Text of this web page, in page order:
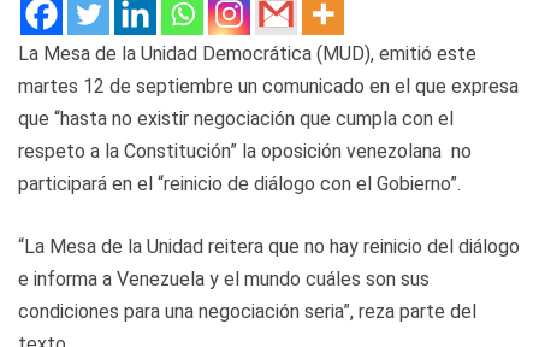
La Mesa de la Unidad Democrática (MUD), emitió este
martes 12 de septiembre un comunicado en el que expresa
que “hasta no existir negociación que cumpla con el
respeto a la Constitución” la oposición venezolana no
participará en el “reinicio de diálogo con el Gobierno”.
“La Mesa de la Unidad reitera que no hay reinicio del diálogo
e informa a Venezuela y el mundo cuáles son sus
condiciones para una negociación seria”, reza parte del